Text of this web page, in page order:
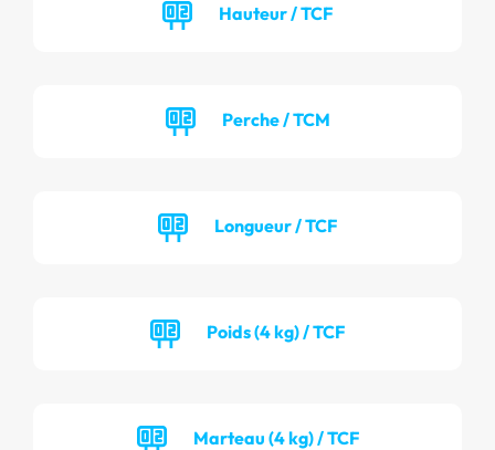
Hauteur / TCF
Perche / TCM
Longueur / TCF
Poids (4 kg) / TCF
Marteau (4 kg) / TCF